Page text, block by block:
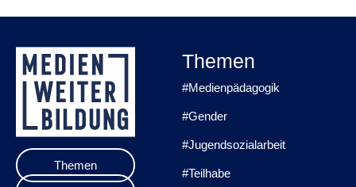
Themen
Themen
#Medienpädagogik
#Gender
#Jugendsozialarbeit
#Teilhabe